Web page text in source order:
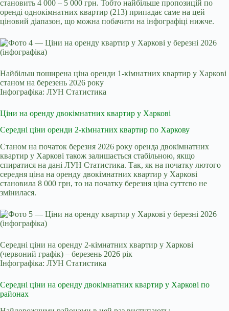
становить 4 000 – 5 000 грн. Тобто найбільше пропозицій по
оренді однокімнатних квартир (213) припадає саме на цей
ціновий діапазон, що можна побачити на інфографіці нижче.
Найбільш поширена ціна оренди 1-кімнатних квартир у Харкові
станом на березень 2026 року
Інфографіка: ЛУН Статистика
Ціни на оренду двокімнатних квартир у Харкові
Середні ціни оренди 2-кімнатних квартир по Харкову
Станом на початок березня 2026 року оренда двокімнатних
квартир у Харкові також залишається стабільною, якщо
спиратися на дані ЛУН Статистика. Так, як на початку лютого
середня ціна на оренду двокімнатних квартир у Харкові
становила 8 000 грн, то на початку березня ціна суттєво не
змінилася.
Середні ціни на оренду 2-кімнатних квартир у Харкові
(червоний графік) – березень 2026 рік
Інфографіка: ЛУН Статистика
Середні ціни на оренду двокімнатних квартир у Харкові по
районах